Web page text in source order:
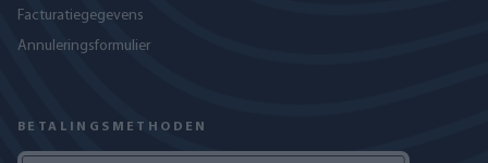
Facturatiegegevens
Annuleringsformulier
BETALINGSMETHODEN